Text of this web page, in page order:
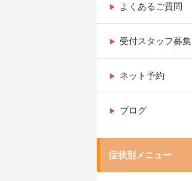
よくあるご質問
受付スタッフ募集
ネット予約
ブログ
症状別メニュー